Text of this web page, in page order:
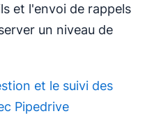
et l'envoi de rappels
un niveau de
et le suivi des
Pipedrive